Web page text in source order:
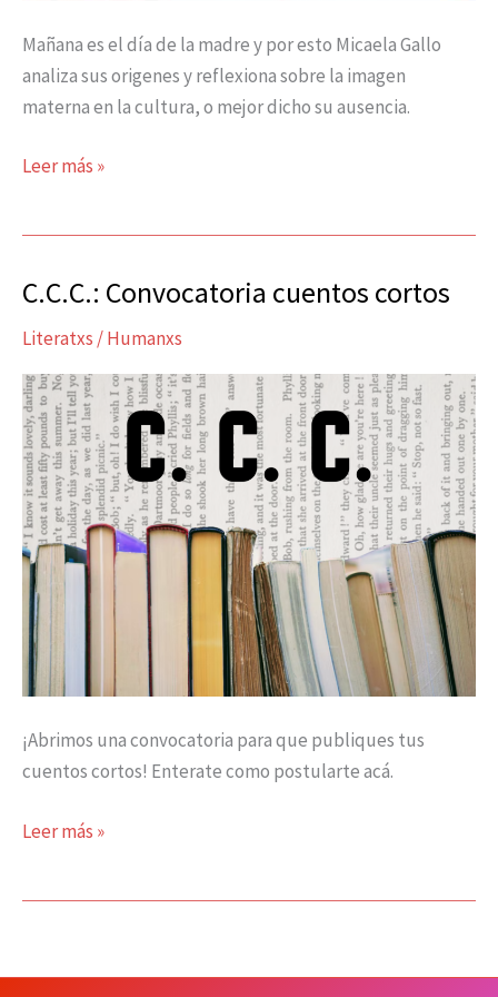
Mañana es el día de la madre y por esto Micaela Gallo
analiza sus origenes y reflexiona sobre la imagen
materna en la cultura, o mejor dicho su ausencia.
Leer más »
C.C.C.: Convocatoria cuentos cortos
Literatxs /Humanxs
¡Abrimos una convocatoria para que publiques tus
cuentos cortos! Enterate como postularte acá.
C.C.C.:
cuentos
cortos
Leer más »